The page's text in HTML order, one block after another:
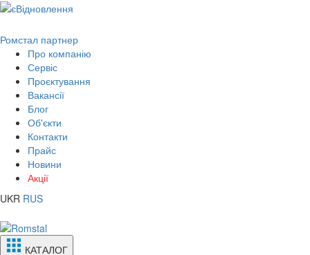
Ромстал партнер
Про компанію
Сервіс
Проєктування
Вакансії
Блог
Об'єкти
Контакти
Прайс
Новини
Акції
UKR RUS
КАТАЛОГ